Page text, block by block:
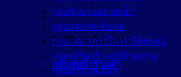
ไม่มีสินค้าในตะกร้า
กลับสู่หน้าร้านค้า
กลุ่มรักษาแผล ฟกช้ำ
กลุ่มลดกรด ขับลม
กลุ่มลดอาการไอ ทำให้ชุ่มคอ
กลุ่มเสริมสร้างภูมิต้านทาน
กลุ่มแก้ปวดเมื่อย